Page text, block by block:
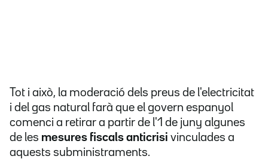
Tot i això, la moderació dels preus de l'electricitat
i del gas natural farà que el govern espanyol
comenci a retirar a partir de l'1 de juny algunes
de les mesures fiscals anticrisi vinculades a
aquests subministraments.